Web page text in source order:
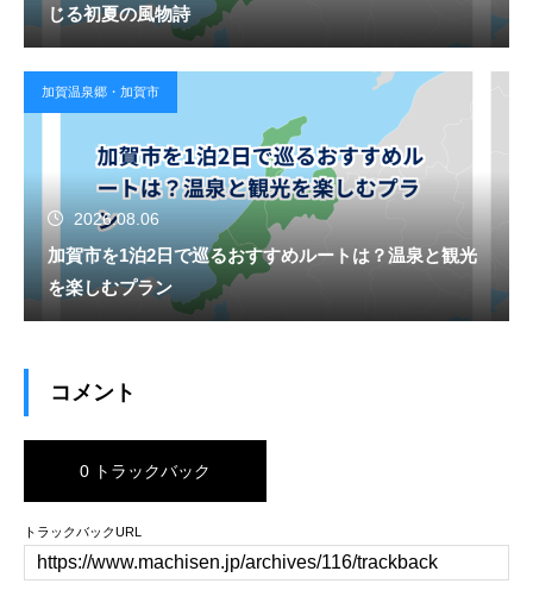
じる初夏の風物詩
加賀温泉郷・加賀市
2026.08.06
加賀市を1泊2日で巡るおすすめルートは？温泉と観光
を楽しむプラン
コメント
0 トラックバック
トラックバックURL